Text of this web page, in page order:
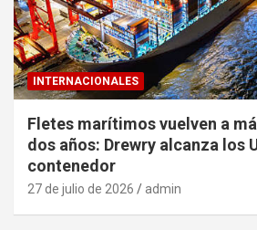
INTERNACIONALES
Fletes marítimos vuelven a
dos años: Drewry alcanza los
contenedor
27 de julio de 2026 admin